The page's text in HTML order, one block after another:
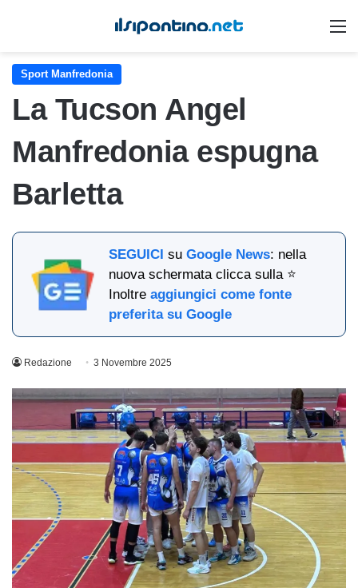
Sport Manfredonia
La Tucson Angel
Manfredonia espugna
Barletta
SEGUICI suGoogle News: nella
nuova schermata clicca sulla ⭐
Inoltreaggiungici come fonte
preferita su Google
Redazione 3 Novembre 2025